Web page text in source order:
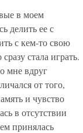
в моем
делить ее с
с кем-то свою
стала играть.
мне вдруг
от того,
и чувство
в отсутствии
принялась